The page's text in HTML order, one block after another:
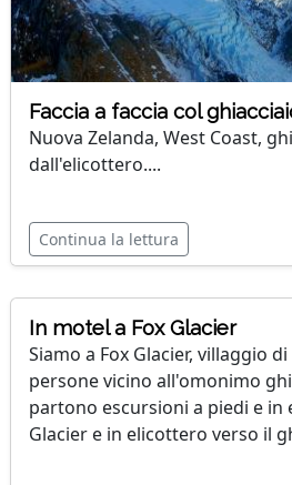
Faccia a faccia col
Nuova Zelanda, West Coast,
dall'elicottero....
Continua la lettura
In motel a Fox Glacier
Siamo a Fox Glacier, villaggio
persone vicino all'omonimo
partono escursioni a piedi e in
Glacier e in elicottero verso il